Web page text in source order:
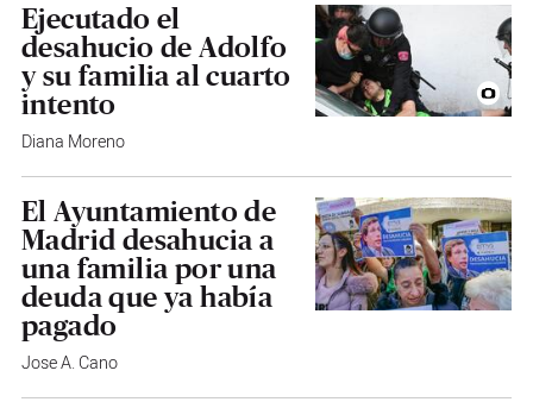
Ejecutado el
desahucio de Adolfo
y su familia al cuarto
intento
Diana Moreno
El Ayuntamiento de
Madrid desahucia a
una familia por una
deuda que ya había
pagado
Jose A. Cano